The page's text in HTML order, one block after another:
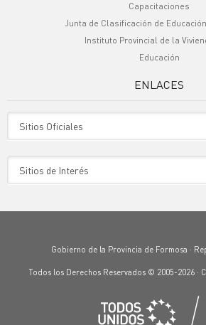
Capacitaciones
Junta de Clasificación de
Instituto Provincial de la
Educación
ENLACES
Gobierno de la Provincia de Formosa ·
Todos los Derechos Reservados © 2005-2026 ·